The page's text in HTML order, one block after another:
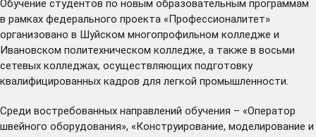
Обучение студентов по новым образовательным программам
в рамках федерального проекта «Профессионалитет»
организовано в Шуйском многопрофильном колледже и
Ивановском политехническом колледже, а также в восьми
сетевых колледжах, осуществляющих подготовку
квалифицированных кадров для легкой промышленности.
Среди востребованных направлений обучения – «Оператор
швейного оборудования», «Конструирование, моделирование и